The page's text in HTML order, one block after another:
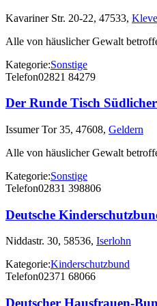
Kavariner Str. 20-22, 47533, Kleve
Alle von häuslicher Gewalt
Kategorie:Sonstige
Telefon02821 84279
Der Runde Tisch
Issumer Tor 35, 47608, Geldern
Alle von häuslicher Gewalt
Kategorie:Sonstige
Telefon02831 398806
Deutsche
Niddastr. 30, 58536, Iserlohn
Kategorie:Kinderschutzbund
Telefon02371 68066
Deutscher Hausfrauen-